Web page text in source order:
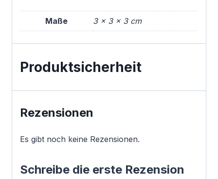
Maße 3 × 3 × 3 cm
Produktsicherheit
Rezensionen
Es gibt noch keine Rezensionen.
Schreibe die erste Rezension